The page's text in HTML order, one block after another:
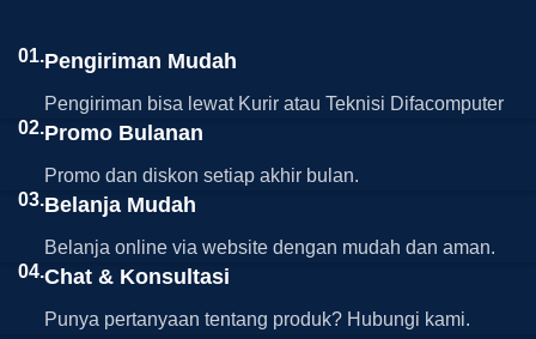
01.Pengiriman Mudah
Pengiriman bisa lewat Kurir atau Teknisi Difacomputer
02.Promo Bulanan
Promo dan diskon setiap akhir bulan.
03.Belanja Mudah
Belanja online via website dengan mudah dan aman.
04.Chat & Konsultasi
Punya pertanyaan tentang produk? Hubungi kami.